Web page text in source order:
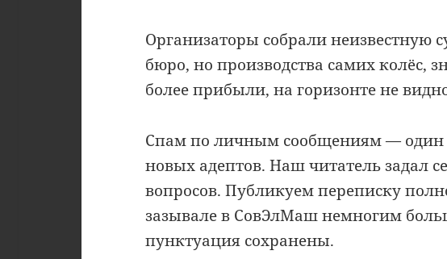
Организаторы собрали неизвестную
бюро, но производства самих колёс,
более прибыли, на горизонте не
Спам по личным сообщениям — один
новых адептов. Наш читатель задал
вопросов. Публикуем переписку
зазывале в СовЭлМаш немногим
пунктуация сохранены.